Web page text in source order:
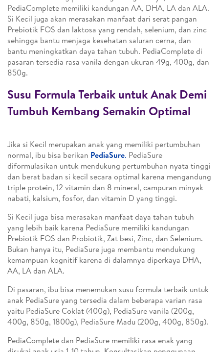
PediaComplete memiliki kandungan AA, DHA, LA dan ALA.
Si Kecil juga akan merasakan manfaat dari serat pangan
Prebiotik FOS dan laktosa yang rendah, selenium, dan zinc
sehingga bantu menjaga kesehatan saluran cerna, dan
bantu meningkatkan daya tahan tubuh. PediaComplete di
pasaran tersedia rasa vanila dengan ukuran 49g, 400g, dan
850g.
Susu Formula Terbaik untuk Anak Demi
Tumbuh Kembang Semakin Optimal
Jika si Kecil merupakan anak yang memiliki pertumbuhan
normal, ibu bisa berikan PediaSure. PediaSure
diformulasikan untuk mendukung pertumbuhan nyata tinggi
dan berat badan si kecil secara optimal karena mengandung
triple protein, 12 vitamin dan 8 mineral, campuran minyak
nabati, kalsium, fosfor, dan vitamin D yang tinggi.
Si Kecil juga bisa merasakan manfaat daya tahan tubuh
yang lebih baik karena PediaSure memiliki kandungan
Prebiotik FOS dan Probiotik, Zat besi, Zinc, dan Selenium.
Bukan hanya itu, PediaSure juga membantu mendukung
kemampuan kognitif karena di dalamnya diperkaya DHA,
AA, LA dan ALA.
Di pasaran, ibu bisa menemukan susu formula terbaik untuk
anak PediaSure yang tersedia dalam beberapa varian rasa
yaitu PediaSure Coklat (400g), PediaSure vanila (200g,
400g, 850g, 1800g), PediaSure Madu (200g, 400g, 850g).
PediaComplete dan PediaSure memiliki rasa enak yang